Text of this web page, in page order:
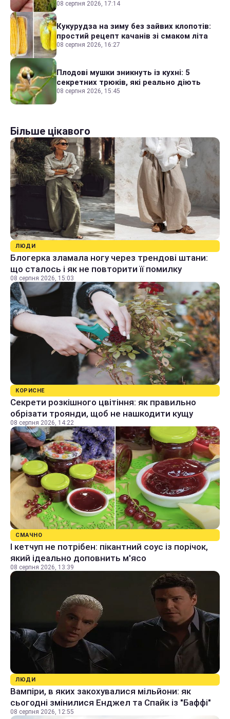
08 серпня 2026, 17:14
Кукурудза на зиму без зайвих клопотів:
простий рецепт качанів зі смаком літа
08 серпня 2026, 16:27
Плодові мушки зникнуть із кухні: 5
секретних трюків, які реально діють
08 серпня 2026, 15:45
Більше цікавого
ЛЮДИ
Блогерка зламала ногу через трендові штани:
що сталось і як не повторити її помилку
08 серпня 2026, 15:03
КОРИСНЕ
Секрети розкішного цвітіння: як правильно
обрізати троянди, щоб не нашкодити кущу
08 серпня 2026, 14:22
СМАЧНО
І кетчуп не потрібен: пікантний соус із порічок,
який ідеально доповнить м'ясо
08 серпня 2026, 13:39
ЛЮДИ
Вампіри, в яких закохувалися мільйони: як
сьогодні змінилися Енджел та Спайк із "Баффі"
08 серпня 2026, 12:55